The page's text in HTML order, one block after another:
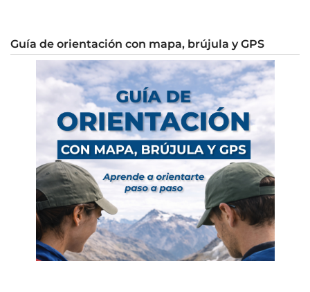
Guía de orientación con mapa, brújula y GPS